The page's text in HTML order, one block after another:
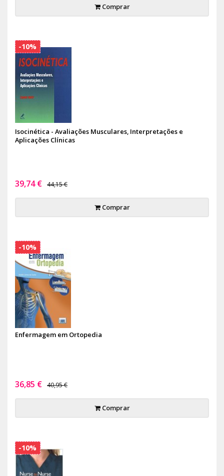
Comprar
Isocinética - Avaliações Musculares, Interpretações e
Aplicações Clínicas
39,74 € 44,15 €
Comprar
-10%
Enfermagem em Ortopedia
36,85 € 40,95 €
Comprar
-10%
-10%